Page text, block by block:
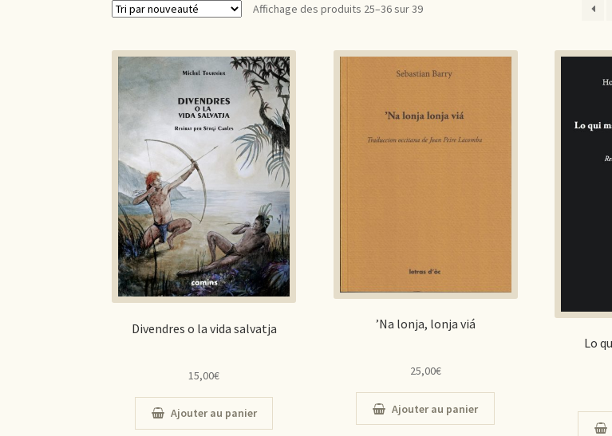
Affichage des produits 25–36 sur 39
Divendres o la vida salvatja
15,00€
Ajouter au panier
’Na lonja, lonja viá
25,00€
Ajouter au panier
Lo